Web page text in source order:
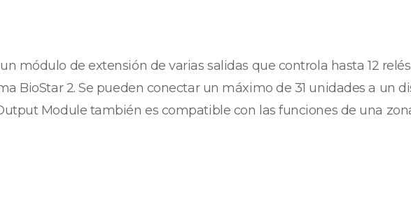
módulo de extensión de varias salidas que controla hasta 12
BioStar 2. Se pueden conectar un máximo de 31 unidades a un
Module también es compatible con las funciones de una